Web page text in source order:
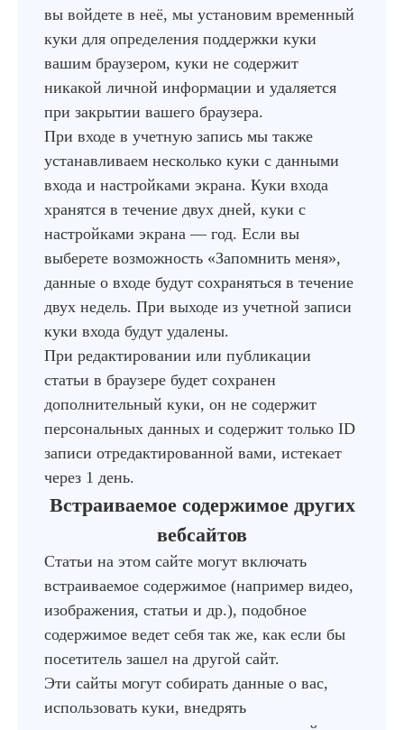
вы войдете в неё, мы установим временный
куки для определения поддержки куки
вашим браузером, куки не содержит
никакой личной информации и удаляется
при закрытии вашего браузера.
При входе в учетную запись мы также
устанавливаем несколько куки с данными
входа и настройками экрана. Куки входа
хранятся в течение двух дней, куки с
настройками экрана — год. Если вы
выберете возможность «Запомнить меня»,
данные о входе будут сохраняться в течение
двух недель. При выходе из учетной записи
куки входа будут удалены.
При редактировании или публикации
статьи в браузере будет сохранен
дополнительный куки, он не содержит
персональных данных и содержит только ID
записи отредактированной вами, истекает
через 1 день.
Встраиваемое содержимое других
вебсайтов
Статьи на этом сайте могут включать
встраиваемое содержимое (например видео,
изображения, статьи и др.), подобное
содержимое ведет себя так же, как если бы
посетитель зашел на другой сайт.
Эти сайты могут собирать данные о вас,
использовать куки, внедрять